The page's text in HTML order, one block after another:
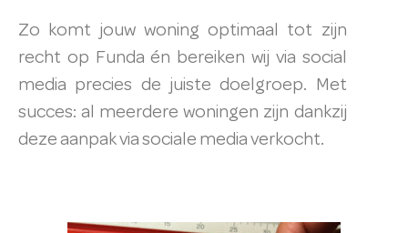
Zo komt jouw woning optimaal tot zijn
recht op Funda én bereiken wij via social
media precies de juiste doelgroep. Met
succes: al meerdere woningen zijn dankzij
deze aanpak via sociale media verkocht.